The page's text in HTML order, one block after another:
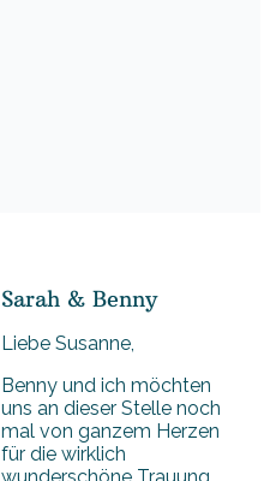
Sarah & Benny
Liebe Susanne,
Benny und ich möchten
uns an dieser Stelle noch
mal von ganzem Herzen
für die wirklich